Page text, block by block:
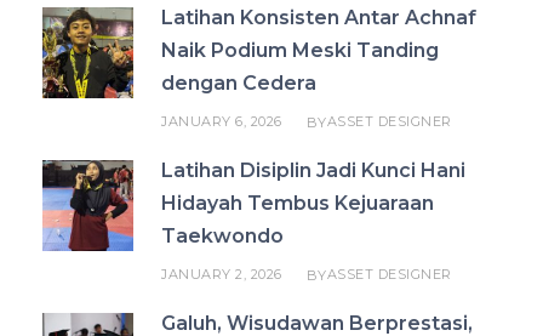
Latihan Konsisten Antar Achnaf
Naik Podium Meski Tanding
dengan Cedera
JANUARY 6, 2026 BYASSET DESIGNER
Latihan Disiplin Jadi Kunci Hani
Hidayah Tembus Kejuaraan
Taekwondo
JANUARY 2, 2026 BYASSET DESIGNER
Galuh, Wisudawan Berprestasi,